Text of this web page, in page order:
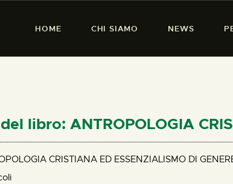
HOME CHI SIAMO NEWS
PERCORSI
libro: ANTROPOLOGIA
CRISTIANA ED ESSENZIALISMO DI